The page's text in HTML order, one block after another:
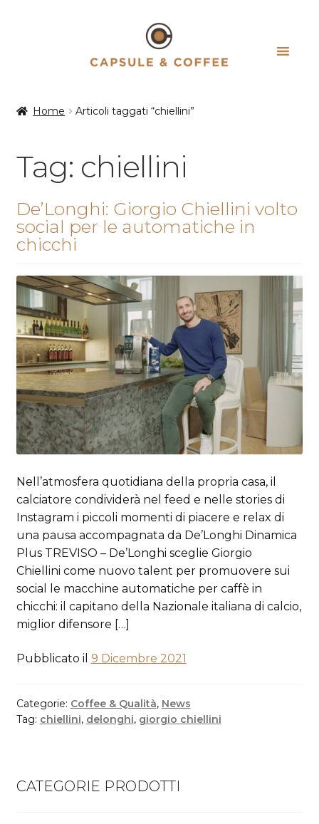
Home Articoli taggati “chiellini”
Tag: chiellini
De’Longhi: Giorgio Chiellini volto
social per le automatiche in
chicchi
Nell’atmosfera quotidiana della propria casa, il
calciatore condividerà nel feed e nelle stories di
Instagram i piccoli momenti di piacere e relax di
una pausa accompagnata da De’Longhi Dinamica
Plus TREVISO – De’Longhi sceglie Giorgio
Chiellini come nuovo talent per promuovere sui
social le macchine automatiche per caffè in
chicchi: il capitano della Nazionale italiana di calcio,
miglior difensore […]
Pubblicato il 9 Dicembre 2021
Categorie: Coffee & Qualità, News
Tag: chiellini, delonghi, giorgio chiellini
CATEGORIE PRODOTTI